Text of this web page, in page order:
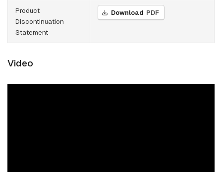
Product
Discontinuation
Statement
Download PDF
Video